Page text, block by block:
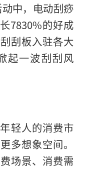
中，电动刮痧
7830%的好成
刮板入驻各大
起一波刮刮风
轻人的消费市
多想象空间。
场景、消费需